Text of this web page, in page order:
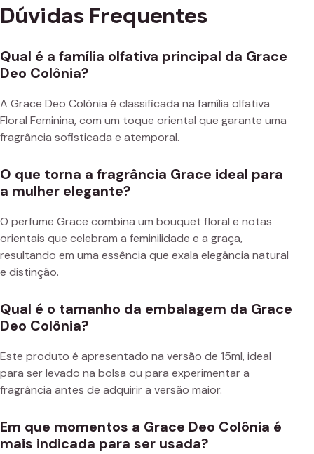
Dúvidas Frequentes
Qual é a família olfativa principal da Grace
Deo Colônia?
A Grace Deo Colônia é classificada na família olfativa
Floral Feminina, com um toque oriental que garante uma
fragrância sofisticada e atemporal.
O que torna a fragrância Grace ideal para
a mulher elegante?
O perfume Grace combina um bouquet floral e notas
orientais que celebram a feminilidade e a graça,
resultando em uma essência que exala elegância natural
e distinção.
Qual é o tamanho da embalagem da Grace
Deo Colônia?
Este produto é apresentado na versão de 15ml, ideal
para ser levado na bolsa ou para experimentar a
fragrância antes de adquirir a versão maior.
Em que momentos a Grace Deo Colônia é
mais indicada para ser usada?